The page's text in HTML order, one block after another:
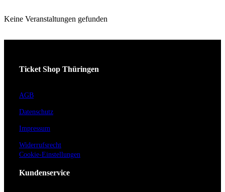
Keine Veranstaltungen gefunden
Ticket Shop Thüringen
AGB
Datenschutz
Impressum
Widerrufsrecht
Cookie-Einstellungen
Kundenservice